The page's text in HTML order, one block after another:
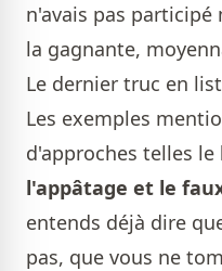
n'avais pas
la gagnante,
Le dernier truc en
Les exemples
d'approches telles le
l'appâtage et le
entends déjà dire
pas, que vous ne